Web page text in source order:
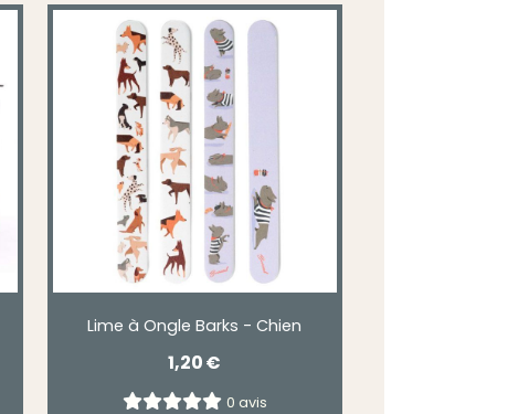
Lime à Ongle Barks - Chien
1,20€
0 avis